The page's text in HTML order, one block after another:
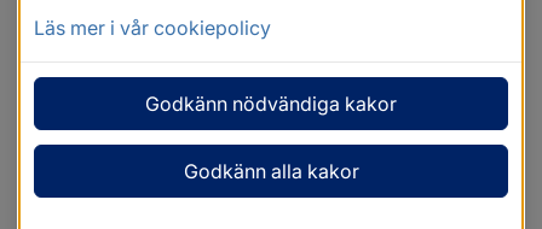
Läs mer i vår cookiepolicy
Godkänn nödvändiga kakor
Godkänn alla kakor